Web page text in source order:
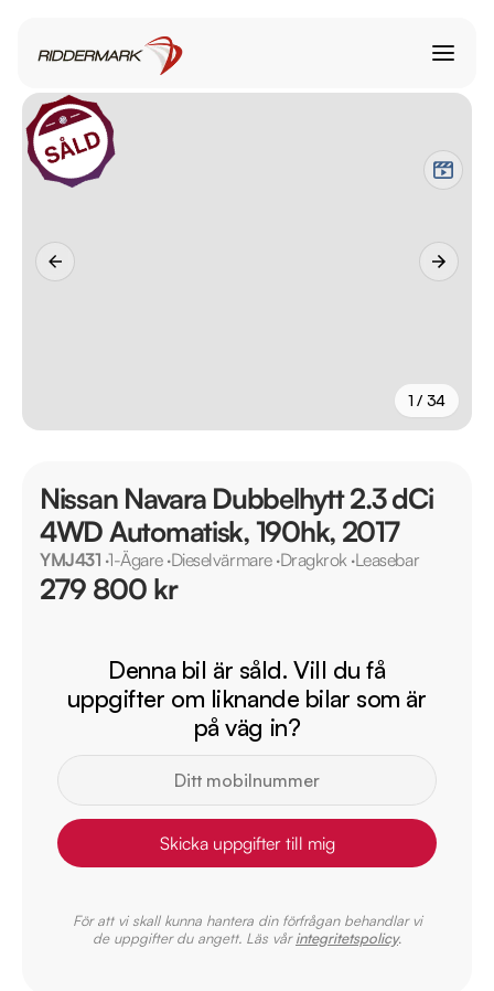
1 / 34
Nissan Navara Dubbelhytt 2.3 dCi
4WD Automatisk, 190hk, 2017
YMJ431 ·1-Ägare·Dieselvärmare·Dragkrok·Leasebar
279 800 kr
Denna bil är såld. Vill du få
uppgifter om liknande bilar som är
på väg in?
Skicka uppgifter till mig
För att vi skall kunna hantera din förfrågan behandlar vi
de uppgifter du angett. Läs vårintegritetspolicy.